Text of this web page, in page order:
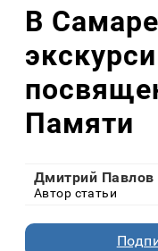
В
Памяти
Дмитрий Павлов
Автор статьи